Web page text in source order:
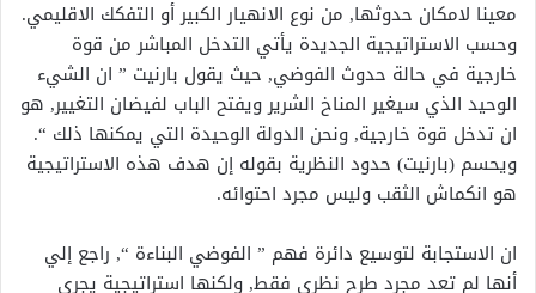
معينا لامكان حدوثها‏,‏ من نوع الانهيار الكبير أو التفكك الاقليمي‏.‏
وحسب الاستراتيجية الجديدة يأتي التدخل المباشر من قوة
خارجية في حالة حدوث الفوضي‏,‏ حيث يقول بارنيت ” ان الشيء
الوحيد الذي سيغير المناخ الشرير ويفتح الباب لفيضان التغيير‏,‏ هو
ان تدخل قوة خارجية‏,‏ ونحن الدولة الوحيدة التي يمكنها ذلك “.‏
ويحسم (بارنيت) حدود النظرية بقوله إن هدف هذه الاستراتيجية
هو انكماش الثقب وليس مجرد احتوائه‏.‏
ان الاستجابة لتوسيع دائرة فهم ” الفوضي البناءة‏ “,‏ راجع إلي
أنها لم تعد مجرد طرح نظري فقط‏,‏ ولكنها استراتيجية يجري